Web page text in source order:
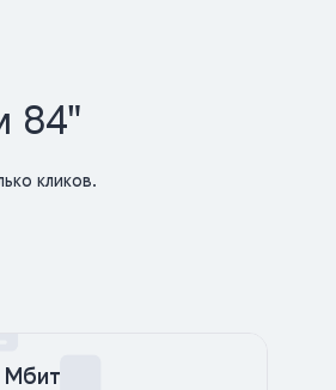
84"
кликов.
Мбит